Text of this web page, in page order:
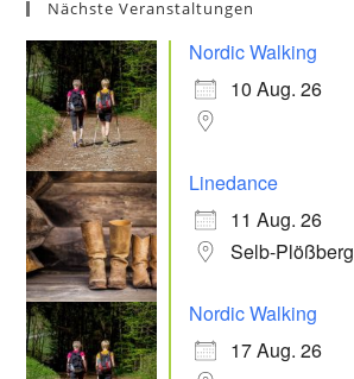
Nächste Veranstaltungen
Nordic Walking
10 Aug. 26
Linedance
11 Aug. 26
Selb-Plößberg
Nordic Walking
17 Aug. 26